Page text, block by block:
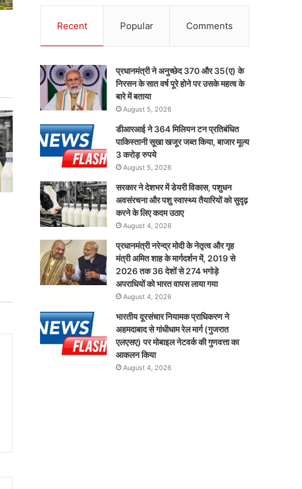
Recent Popular Comments
प्रधानमंत्री ने अनुच्छेद 370 और 35(ए) के
निरसन के सात वर्ष पूरे होने पर उसके महत्व के
बारे में बताया
August 5, 2026
डीआरआई ने 364 मिलियन टन प्रतिबंधित
पाकिस्तानी सूखा खजूर जब्त किया, बाजार मूल्य
3 करोड़ रुपये
August 5, 2026
सरकार ने देशभर में डेयरी विकास, पशुधन
अवसंरचना और पशु स्वास्थ्य तैयारियों को सुदृढ़
करने के लिए कदम उठाए
August 4, 2026
प्रधानमंत्री नरेन्द्र मोदी के नेतृत्व और गृह
मंत्री अमित शाह के मार्गदर्शन में, 2019 से
2026 तक 36 देशों से 274 भगोड़े
अपराधियों को भारत वापस लाया गया
August 4, 2026
भारतीय दूरसंचार नियामक प्राधिकरण ने
अहमदाबाद से गांधीधाम रेल मार्ग (गुजरात
एलएसए) पर मोबाइल नेटवर्क की गुणवत्ता का
आकलन किया
August 4, 2026